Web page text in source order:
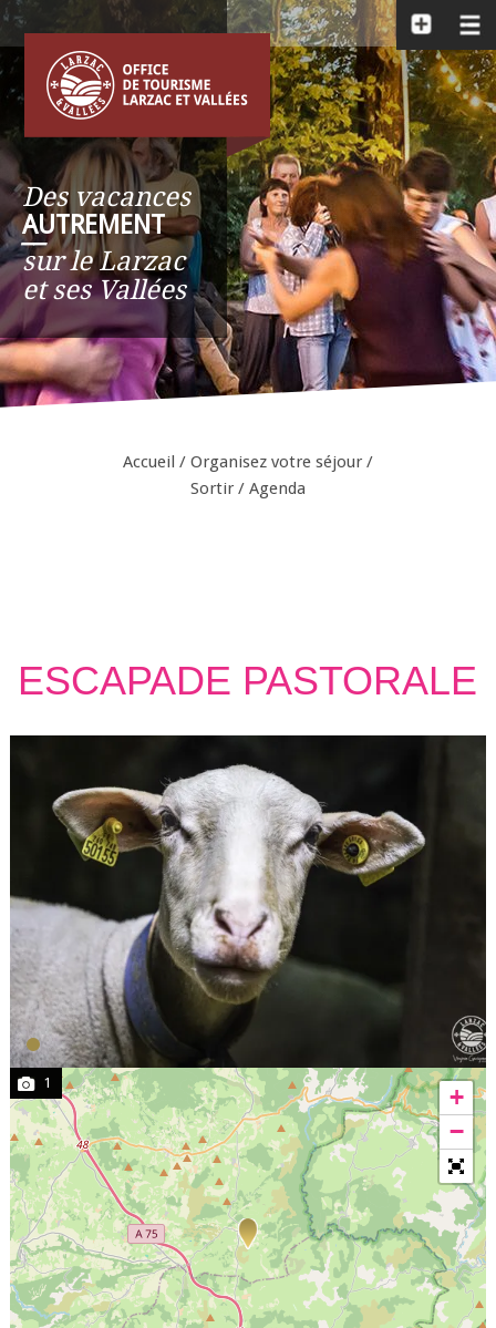
Des vacances
AUTREMENT
__
sur le Larzac
et ses Vallées
Accueil / Organisez votre séjour /
Sortir / Agenda
ESCAPADE PASTORALE
1
+
−